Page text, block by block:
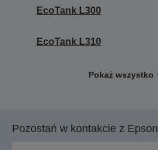
EcoTank L300
EcoTank L310
Pokaż wszystko
Pozostań w kontakcie z Epson